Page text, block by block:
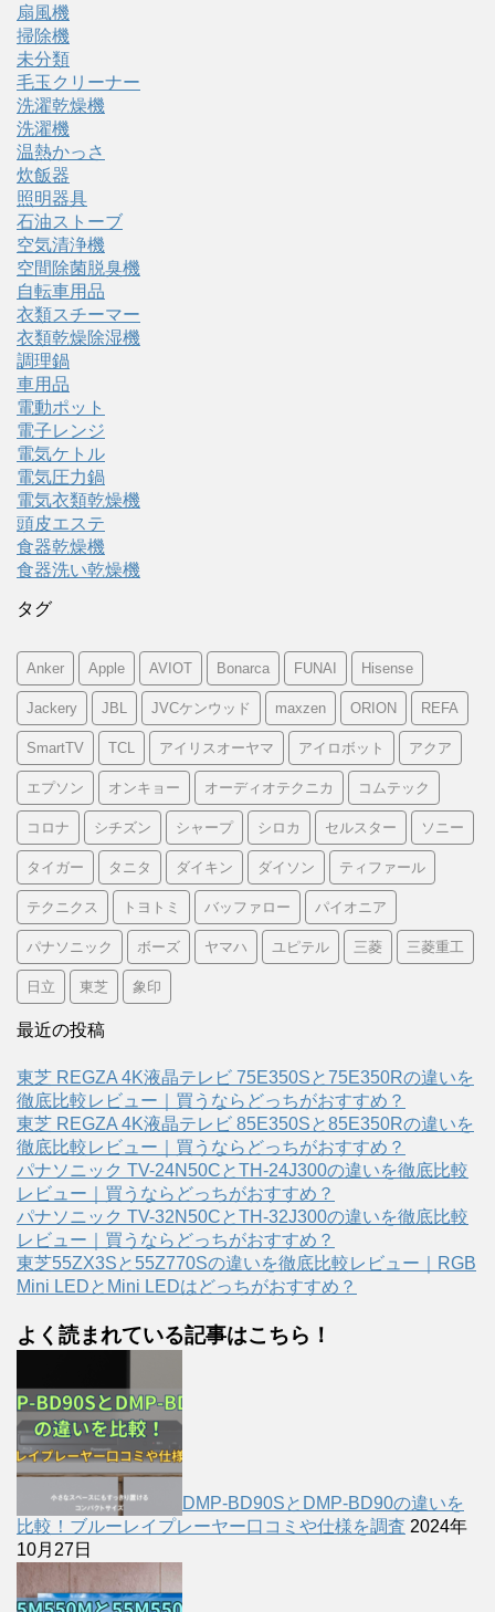
扇風機
掃除機
未分類
毛玉クリーナー
洗濯乾燥機
洗濯機
温熱かっさ
炊飯器
照明器具
石油ストーブ
空気清浄機
空間除菌脱臭機
自転車用品
衣類スチーマー
衣類乾燥除湿機
調理鍋
車用品
電動ポット
電子レンジ
電気ケトル
電気圧力鍋
電気衣類乾燥機
頭皮エステ
食器乾燥機
食器洗い乾燥機
タグ
Anker Apple AVIOT Bonarca FUNAI Hisense
Jackery JBL JVCケンウッド maxzen ORION REFA
SmartTV TCL アイリスオーヤマ アイロボット アクア
エプソン オンキョー オーディオテクニカ コムテック
コロナ シチズン シャープ シロカ セルスター ソニー
タイガー タニタ ダイキン ダイソン ティファール
テクニクス トヨトミ バッファロー パイオニア
パナソニック ボーズ ヤマハ ユピテル 三菱 三菱重工
日立 東芝 象印
最近の投稿
東芝 REGZA 4K液晶テレビ 75E350Sと75E350Rの違いを
徹底比較レビュー｜買うならどっちがおすすめ？
東芝 REGZA 4K液晶テレビ 85E350Sと85E350Rの違いを
徹底比較レビュー｜買うならどっちがおすすめ？
パナソニック TV-24N50CとTH-24J300の違いを徹底比較
レビュー｜買うならどっちがおすすめ？
パナソニック TV-32N50CとTH-32J300の違いを徹底比較
レビュー｜買うならどっちがおすすめ？
東芝55ZX3Sと55Z770Sの違いを徹底比較レビュー｜RGB
Mini LEDとMini LEDはどっちがおすすめ？
よく読まれている記事はこちら！
DMP-BD90SとDMP-BD90の違いを
比較！ブルーレイプレーヤー口コミや仕様を調査 2024年
10月27日